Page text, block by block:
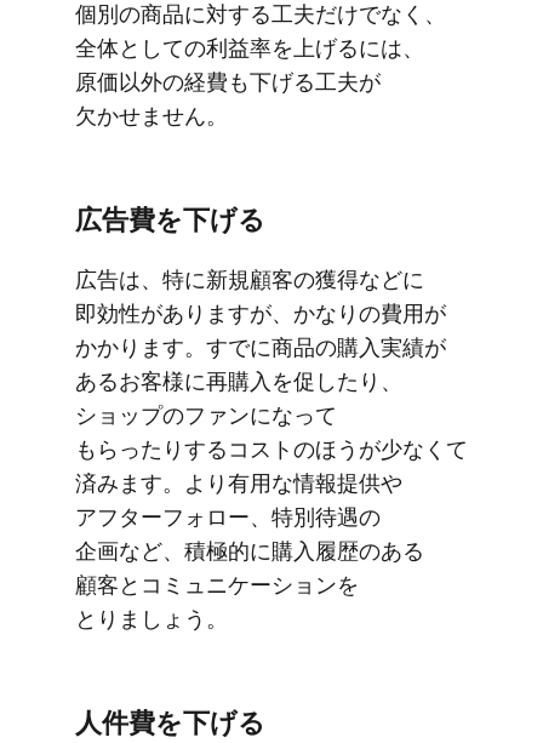
個別の​商品に​対する​工夫だけでなく、​
全体と​しての​利益率を​上げるには、​
原価以外の​経費も​下げる​工夫が​
欠かせません。
広告費を​下げる
広告は、​特に​新規顧客の​獲得などに​
即効性が​ありますが、​かなりの​費用が​
かかります。​すでに​商品の​購入実績が​
ある​お客様に​再購入を​促したり、​
ショップの​ファンに​なって​
もらったりする​コストの​ほうが​少なくて​
済みます。​より​有用な​情報提供や​
アフターフォロー、​特別待遇の​
企画など、​積極的に​購入履歴の​ある​
顧客と​コミュニケーションを​
とりましょう。
人件費を​下げる